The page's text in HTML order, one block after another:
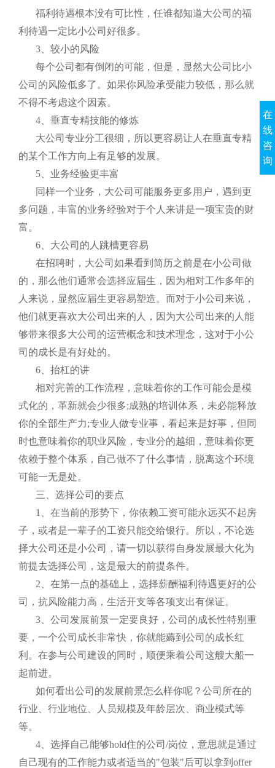
福利待遇根本没有可比性，任谁都知道大公司的福
利待遇一定比小公司好很多。
3、较小的风险
每个公司都有倒闭的可能，但是，显然大公司比小
公司的风险低多了。如果你风险承受能力较低，那么就
不得不考虑这个因素。
4、垂直专精技能的修炼
大公司专业分工很细，所以更容易让人在垂直专精
的某个工作方向上有足够的发展。
5、业务经验更丰富
同样一个业务，大公司可能服务更多用户，遇到更
多问题，丰富的业务经验对于个人来讲是一项宝贵的财
富。
6、大公司的人跳槽更容易
在招聘时，大公司如果看到简历之前是在小公司做
的，那么他们通常会选择应届生，因为相对工作多年的
人来说，显然应届生更容易塑造。而对于小公司来说，
他们就更喜欢大公司出来的人，因为大公司出来的人能
够带来很多大公司的运营概念和技术理念，这对于小公
司的成长是有好处的。
6、抬杠的讲
相对完善的工作流程，意味着你的工作可能会是模
式化的，革新就会少很多;成熟的培训体系，未必能释放
你的全部生产力;专业人做专业事，看起来是好事，但同
时也意味着你的职业风险，专业分的越细，意味着你更
依赖于整个体系，自己做不了什么事情，脱离这个环境
可能一无是处。
三、选择公司的要点
1、在当前的形势下，你依赖工资可能永远买不起房
子，或者是一辈子的工资只能交给银行。所以，不论选
择大公司还是小公司，请一切以获得自身发展最大化为
前提去选择公司，这是最大的前提条件。
2、在第一点的基础上，选择薪酬福利待遇更好的公
司，抗风险能力高，生活开支等各项支出有保证。
3、公司发展前景一定要良好，公司的成长性特别重
要，一个公司成长非常快，你就能薅到公司的成长红
利。在参与公司建设的同时，顺便乘着公司这艘大船一
起前进。
如何看出公司的发展前景怎么样你呢？公司所在的
行业、行业地位、人员规模及年龄层次、商业模式等
等。
4、选择自己能够hold住的公司/岗位，意思就是通过
自己现有的工作能力或者适当的"包装"后可以拿到offer
在
线
咨
询